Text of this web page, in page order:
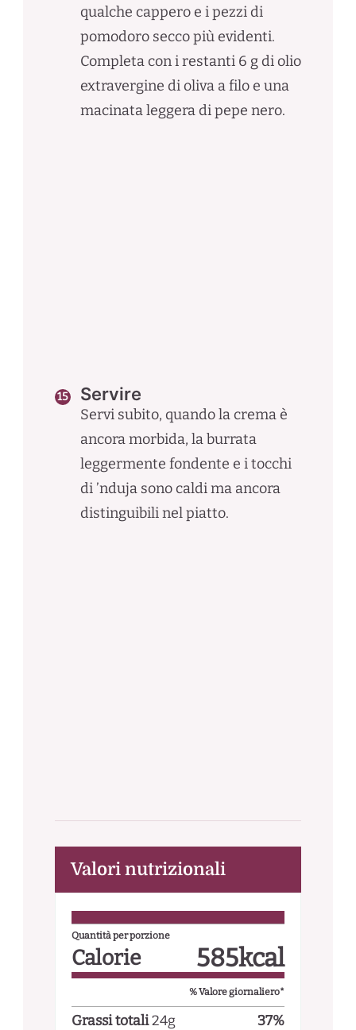
qualche cappero e i pezzi di
pomodoro secco più evidenti.
Completa con i restanti 6 g di olio
extravergine di oliva a filo e una
macinata leggera di pepe nero.
Servire
Servi subito, quando la crema è
ancora morbida, la burrata
leggermente fondente e i tocchi
di ’nduja sono caldi ma ancora
distinguibili nel piatto.
Valori nutrizionali
Quantità per porzione
Calorie 585kcal
% Valore giornaliero*
Grassi totali24g 37%